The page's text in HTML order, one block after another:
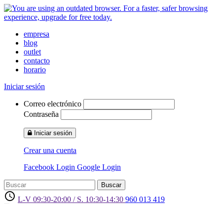
empresa
blog
outlet
contacto
horario
Iniciar sesión
Correo electrónico
Contraseña
Iniciar sesión
Crear una cuenta
Facebook Login Google Login
Buscar
access_time L-V 09:30-20:00 / S. 10:30-14:30 960 013 419